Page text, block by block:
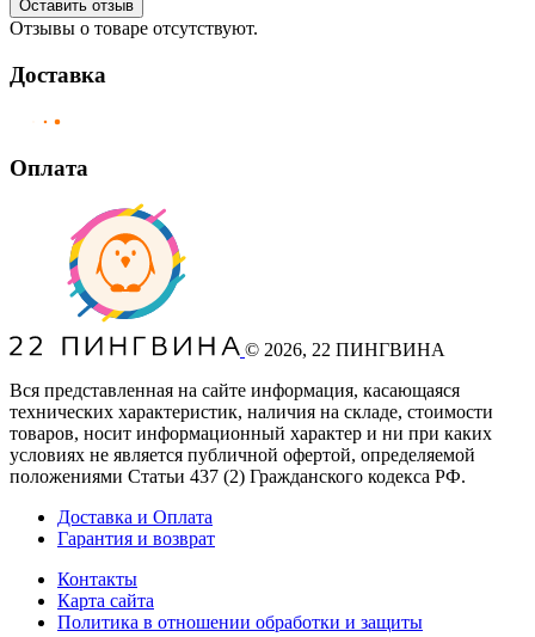
Оставить отзыв
Отзывы о товаре отсутствуют.
Доставка
Оплата
© 2026, 22 ПИНГВИНА
Вся представленная на сайте информация, касающаяся
технических характеристик, наличия на складе, стоимости
товаров, носит информационный характер и ни при каких
условиях не является публичной офертой, определяемой
положениями Статьи 437 (2) Гражданского кодекса РФ.
Доставка и Оплата
Гарантия и возврат
Контакты
Карта сайта
Политика в отношении обработки и защиты